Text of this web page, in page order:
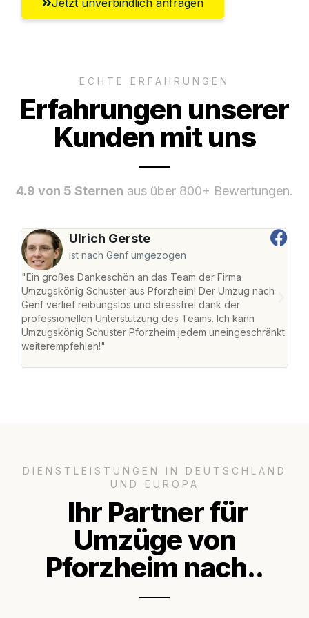
ECHTE ERFAHRUNGEN
Erfahrungen unserer
Kunden mit uns
4.9 von 5 Sternen aus über 800+ Bewertungen.
Ulrich Gerste
ist nach Genf umgezogen
"Ein großes Dankeschön an das Team der Firma
Umzugskönig Schuster aus Pforzheim! Der Umzug nach
Genf verlief reibungslos und stressfrei dank der
professionellen Unterstützung des Teams. Ich kann
Umzugskönig Schuster Pforzheim jedem uneingeschränkt
weiterempfehlen!"
DIENSTLEISTUNGEN IN DEUTSCHLAND
UND EUROPA
Ihr Partner für
Umzüge von
Pforzheim nach..